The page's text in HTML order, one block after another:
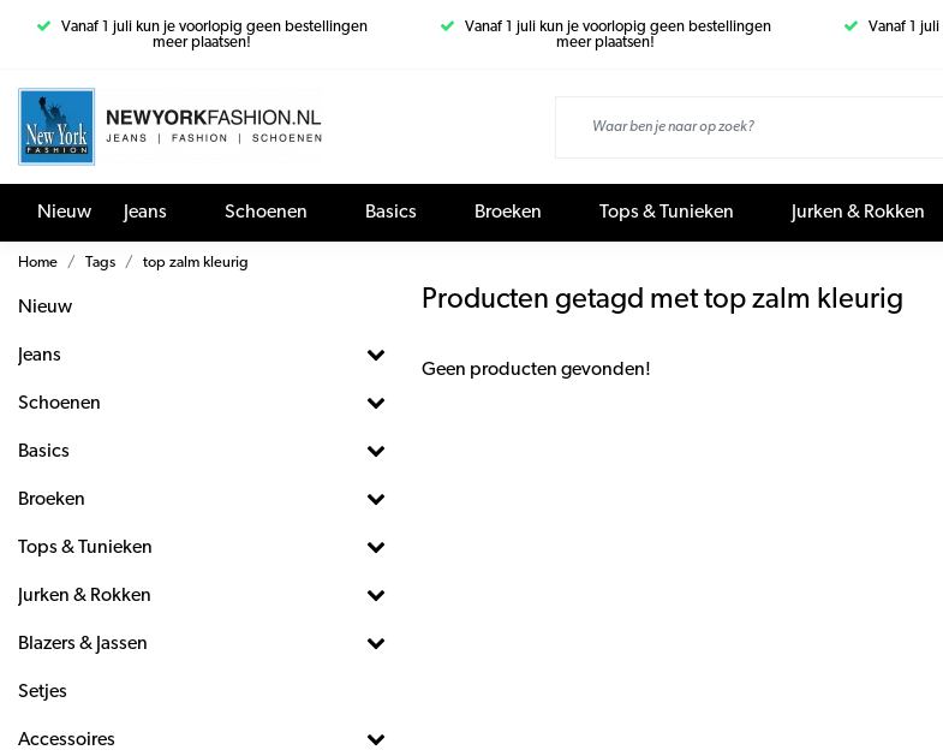
Vanaf 1 juli kun je voorlopig geen bestellingen
meer plaatsen!
Vanaf 1 juli kun je voorlopig geen bestellingen
meer plaatsen!
Vanaf 1
Nieuw Jeans Schoenen Basics Broeken Tops & Tunieken Jurken & Rokken
Home Tags top zalm kleurig
Nieuw
Jeans
Schoenen
Basics
Broeken
Tops & Tunieken
Jurken & Rokken
Blazers & Jassen
Setjes
Accessoires
Producten getagd met top zalm kleurig
Geen producten gevonden!